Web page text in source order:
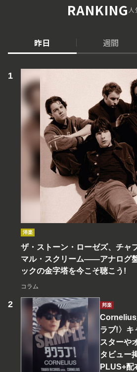
RANKING人
昨日 週間
洋楽
ザ・ストーン・ローゼズ、チャ
マル・スクリーム――アナログ
ックの金字塔を今こそ聴こう!
コラム
邦楽
Cornelius
ラブ!〉
スターや
タビュー
PLUS+配